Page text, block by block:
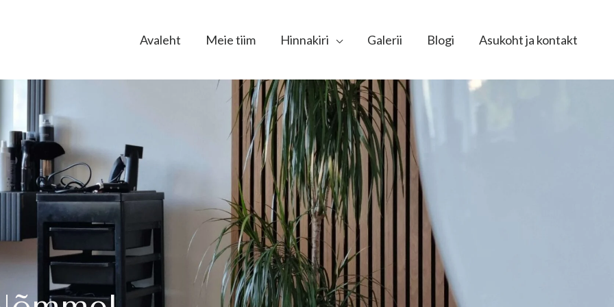
Avaleht Meie tiim Hinnakiri Galerii Blogi Asukoht ja kontakt